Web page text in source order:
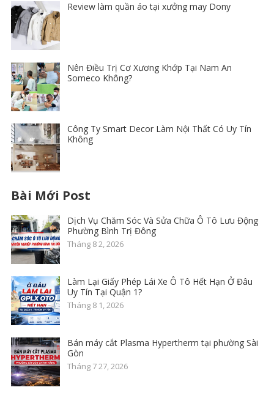
Review làm quần áo tại xưởng may Dony
Nên Điều Trị Cơ Xương Khớp Tại Nam An
Someco Không?
Công Ty Smart Decor Làm Nội Thất Có Uy Tín
Không
Bài Mới Post
Dịch Vụ Chăm Sóc Và Sửa Chữa Ô Tô Lưu Động
Phường Bình Trị Đông
Tháng 8 2, 2026
Làm Lại Giấy Phép Lái Xe Ô Tô Hết Hạn Ở Đâu
Uy Tín Tại Quận 1?
Tháng 8 1, 2026
Bán máy cắt Plasma Hypertherm tại phường Sài
Gòn
Tháng 7 27, 2026